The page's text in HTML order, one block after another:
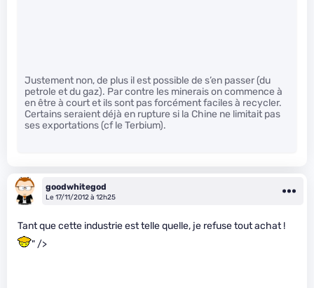
Justement non, de plus il est possible de s’en passer (du
petrole et du gaz). Par contre les minerais on commence à
en être à court et ils sont pas forcément faciles à recycler.
Certains seraient déjà en rupture si la Chine ne limitait pas
ses exportations (cf le Terbium).
goodwhitegod
Le 17/11/2012 à 12h25
Tant que cette industrie est telle quelle, je refuse tout achat !
" />